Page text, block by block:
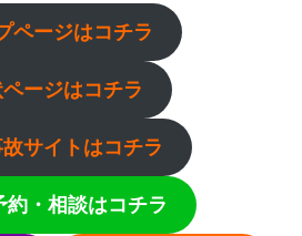
ページはコチラ
ージはコチラ
サイトはコチラ
・相談はコチラ